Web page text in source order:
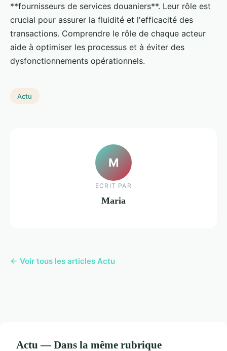
**fournisseurs de services douaniers**. Leur rôle est
crucial pour assurer la fluidité et l'efficacité des
transactions. Comprendre le rôle de chaque acteur
aide à optimiser les processus et à éviter des
dysfonctionnements opérationnels.
Actu
M
ECRIT PAR
Maria
← Voir tous les articles Actu
Actu — Dans la même rubrique